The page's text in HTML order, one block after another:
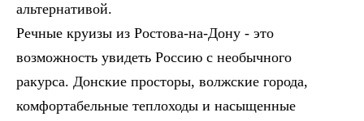
альтернативой.
Речные круизы из Ростова-на-Дону - это
возможность увидеть Россию с необычного
ракурса. Донские просторы, волжские города,
комфортабельные теплоходы и насыщенные